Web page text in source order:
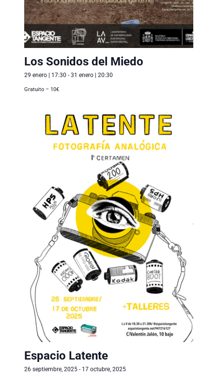
Los Sonidos del Miedo
29 enero | 17:30 - 31 enero | 20:30
Gratuito – 10€
Espacio Latente
26 septiembre, 2025- 17 octubre, 2025